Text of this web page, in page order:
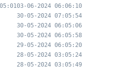
03-06-2024 06:06:10
30-05-2024 07:05:54
30-05-2024 06:05:06
30-05-2024 06:05:58
29-05-2024 06:05:20
28-05-2024 03:05:24
28-05-2024 03:05:49